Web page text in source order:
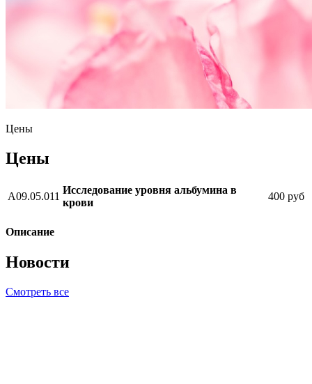
Цены
Цены
A09.05.011
Исследование уровня альбумина в
крови
400 руб
Описание
Новости
Смотреть все